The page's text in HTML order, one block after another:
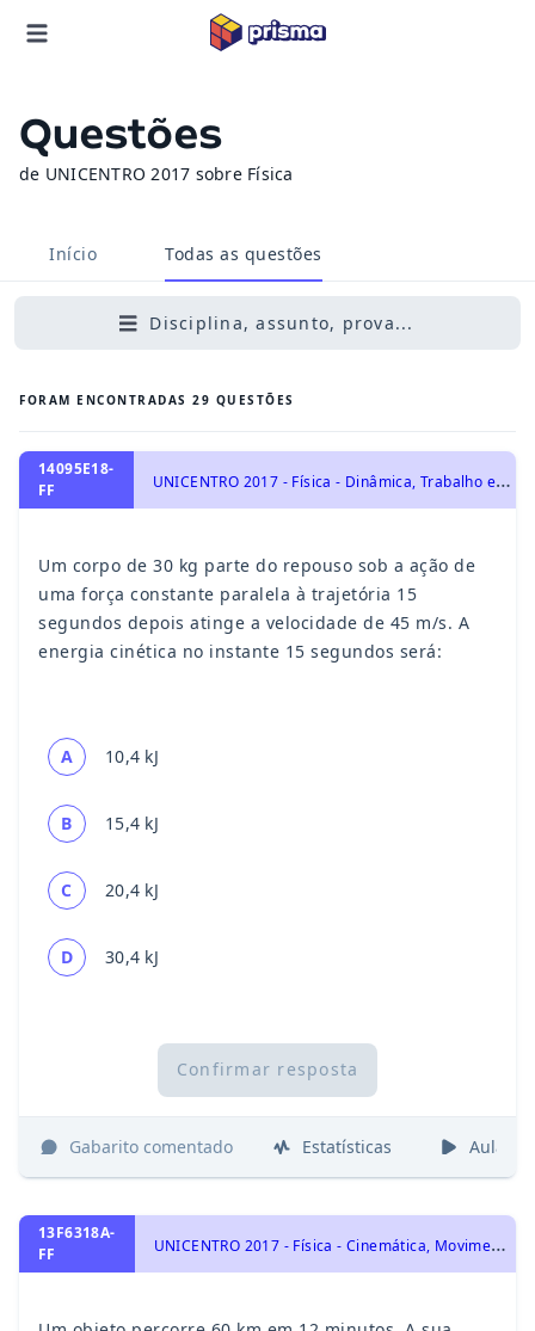
Questões
de UNICENTRO 2017 sobre Física
Início Todas as questões
Disciplina, assunto, prova...
FORAM ENCONTRADAS 29 QUESTÕES
14095E18-
FF
U
NICENTRO 2017 - Física - Dinâmica, Trabalho e Energia
Um corpo de 30 kg parte do repouso sob a ação de
uma força constante paralela à trajetória 15
segundos depois atinge a velocidade de 45 m/s. A
energia cinética no instante 15 segundos será:
A 10,4 kJ
B 15,4 kJ
C 20,4 kJ
D 30,4 kJ
Confirmar resposta
Gabarito comentado Estatísticas Aulas
13F6318A-
FF
U
NICENTRO 2017 - Física - Cinemática, Movimento Retilíneo Uniforme